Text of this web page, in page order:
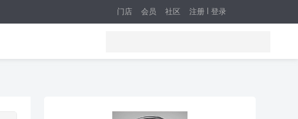
注册 登录
门店 会员 社区